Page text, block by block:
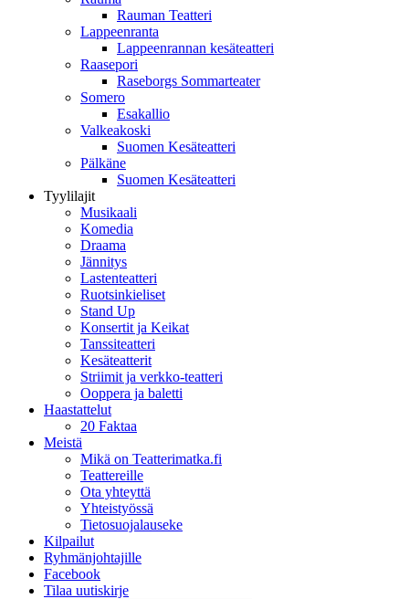
Rauman Teatteri
Lappeenranta
Lappeenrannan kesäteatteri
Raasepori
Raseborgs Sommarteater
Somero
Esakallio
Valkeakoski
Suomen Kesäteatteri
Pälkäne
Suomen Kesäteatteri
Tyylilajit
Musikaali
Komedia
Draama
Jännitys
Lastenteatteri
Ruotsinkieliset
Stand Up
Konsertit ja Keikat
Tanssiteatteri
Kesäteatterit
Striimit ja verkko-teatteri
Ooppera ja baletti
Haastattelut
20 Faktaa
Meistä
Mikä on Teatterimatka.fi
Teattereille
Ota yhteyttä
Yhteistyössä
Tietosuojalauseke
Kilpailut
Ryhmänjohtajille
Facebook
Tilaa uutiskirje